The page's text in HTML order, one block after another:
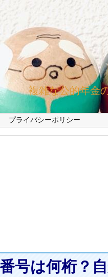
複雑な公的年金
プライバシーポリシー
号は何桁？